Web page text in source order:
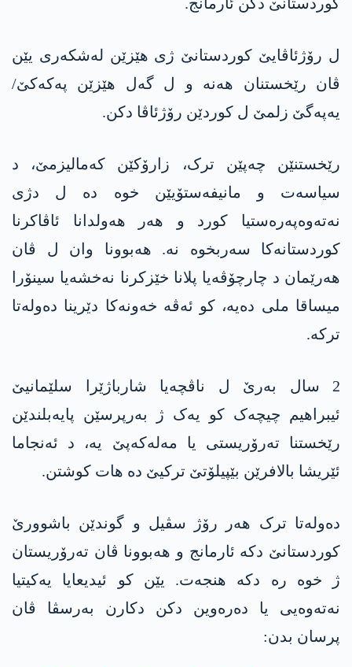
ل رۆژئاڤایێ کوردستانێ ژی ھێزێن لەشکەری یێن
ڤان رێخستنان ھەنە و ل گەل ھێزێن پەکەکێ/
یەپەگێ زلمێ ل کوردێن رۆژئاڤا دکن.
رێخستنێن چەپێن ترک، زارۆکێن کەمالیزمێ، د
سیاسەت و مانیفەستۆیێن خوە دە ل دژی
نەتەوەپەرەستیا کورد و ھەر ھەولدانا ئاڤاکرنا
کوردستانەکا سەربخوە نە. ھەبوونا وان ل ڤان
ھەرێمان د چارچۆڤەیا پلانا خێزکرنا نەخشەیا سینۆرا
میساقا ملی دەیە، کو ئەڤە خەونەکا دێرینا دەولەتا
ترکە.
2 سال بەرێ ل ناڤچەیا شارباژێرا سلێمانیێ
ئیبراھیم چیچەک کو یەک ژ بەرپرسێن پایەبلندێن
رێخستنا تەرۆریستی یا مەلەکەپێ یە، د ئەنجاما
ئێریشا بالافرێن بێپیلۆتێ ترکیێ دە ھات کوشتن.
دەولەتا ترک ھەر رۆژ سڤیل و گوندێن باشوورێ
کوردستانێ دکە ئارمانج و ھەبوونا ڤان تەرۆریستان
ژ خوە رە دکە ھنجەت. یێن کو ئیدیعایا یەکیتیا
نەتەوەیی یا دەرەوین دکن دکارن بەرسڤا ڤان
پرسان بدن: